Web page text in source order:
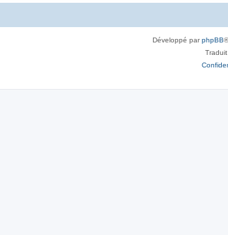
Développé parphpBB